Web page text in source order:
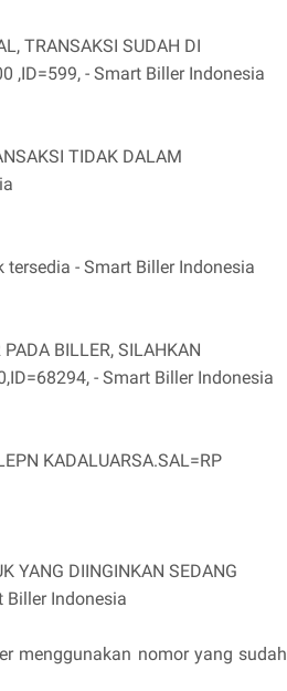
TRANSAKSI SUDAH DI
,ID=599, - Smart Biller Indonesia
TIDAK DALAM
- Smart Biller Indonesia
BILLER, SILAHKAN
- Smart Biller Indonesia
KADALUARSA.SAL=RP
YANG DIINGINKAN SEDANG
Biller Indonesia
menggunakan nomor yang sudah